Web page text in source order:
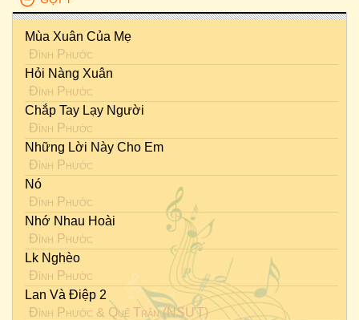
Mùa Xuân Của Mẹ
Đình Phước
Hỏi Nàng Xuân
Đình Phước
Chắp Tay Lạy Người
Đình Phước
Những Lời Này Cho Em
Đình Phước
Nó
Đình Phước
Nhớ Nhau Hoài
Đình Phước
Lk Nghèo
Đình Phước
Lan Và Điệp 2
Đình Phước & Quế Trân (NSƯT)